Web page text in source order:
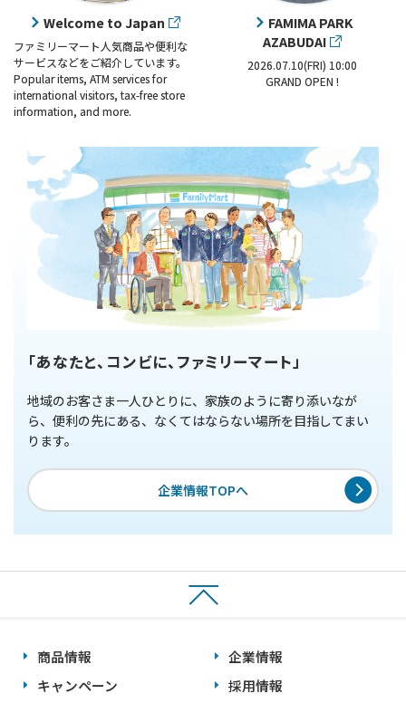
Welcome to Japan
ファミリーマート人気商品や便利な
サービスなどをご紹介しています。
Popular items, ATM services for
international visitors, tax-free store
information, and more.
FAMIMA PARK
AZABUDAI
2026.07.10(FRI) 10:00
GRAND OPEN !
「あなたと、コンビに、ファミリーマート」
地域のお客さま一人ひとりに、家族のように寄り添いなが
ら、便利の先にある、なくてはならない場所を目指してまい
ります。
企業情報TOPへ
商品情報
キャンペーン
企業情報
採用情報